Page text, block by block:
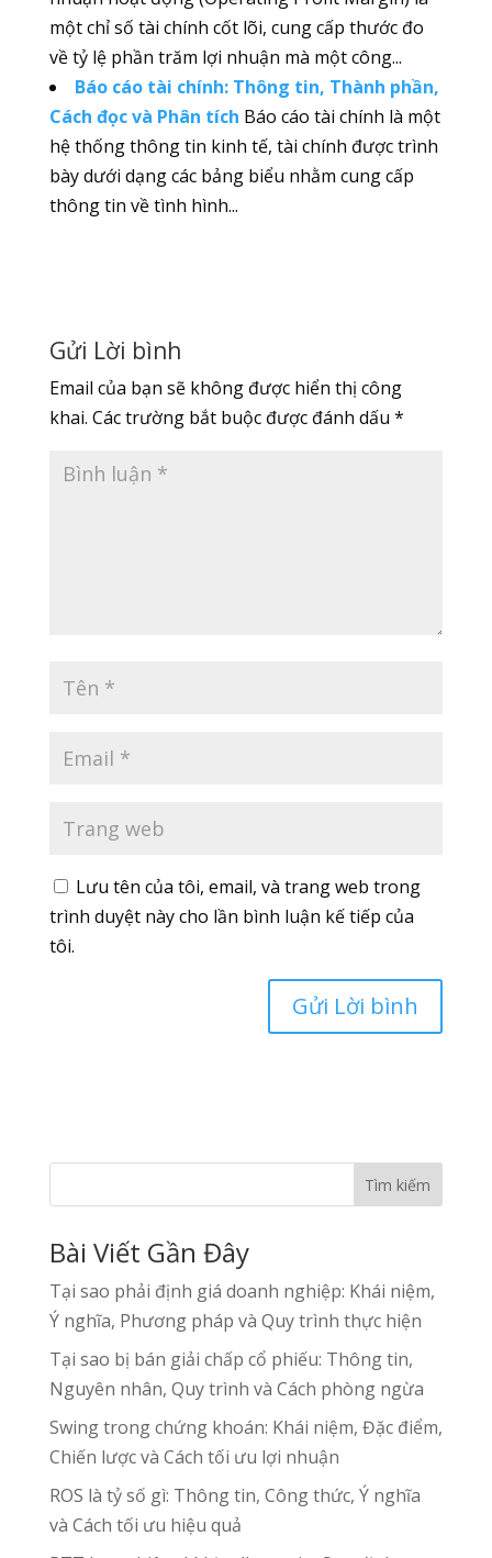
một chỉ số tài chính cốt lõi, cung cấp thước đo
về tỷ lệ phần trăm lợi nhuận mà một công...
Báo cáo tài chính: Thông tin, Thành phần,
Cách đọc và Phân tích Báo cáo tài chính là một
hệ thống thông tin kinh tế, tài chính được trình
bày dưới dạng các bảng biểu nhằm cung cấp
thông tin về tình hình...
Gửi Lời bình
Email của bạn sẽ không được hiển thị công
khai. Các trường bắt buộc được đánh dấu *
Lưu tên của tôi, email, và trang web trong
trình duyệt này cho lần bình luận kế tiếp của
tôi.
Tìm kiếm
Bài Viết Gần Đây
Tại sao phải định giá doanh nghiệp: Khái niệm,
Ý nghĩa, Phương pháp và Quy trình thực hiện
Tại sao bị bán giải chấp cổ phiếu: Thông tin,
Nguyên nhân, Quy trình và Cách phòng ngừa
Swing trong chứng khoán: Khái niệm, Đặc điểm,
Chiến lược và Cách tối ưu lợi nhuận
ROS là tỷ số gì: Thông tin, Công thức, Ý nghĩa
và Cách tối ưu hiệu quả